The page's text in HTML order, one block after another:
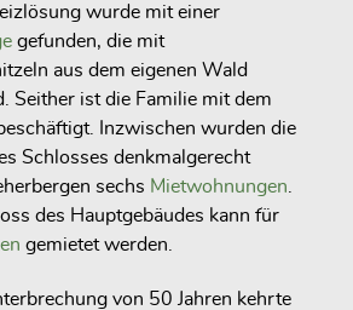
wurde mit einer
gefunden, die mit
aus dem eigenen Wald
Seither ist die Familie mit dem
Inzwischen wurden die
Schlosses denkmalgerecht
sechs Mietwohnungen
des Hauptgebäudes kann für
gemietet werden.
von 50 Jahren kehrte